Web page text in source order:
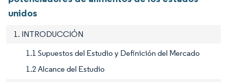
unidos
1. INTRODUCCIÓN
1.1 Supuestos del Estudio y Definición del Mercado
1.2 Alcance del Estudio